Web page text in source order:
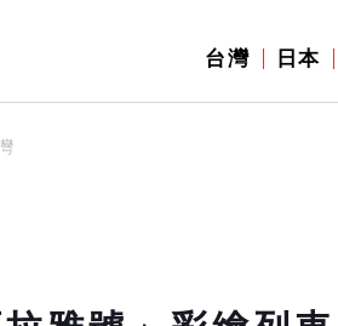
台灣 日本